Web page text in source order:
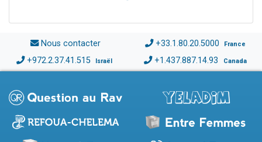
Nous contacter +33.1.80.20.5000 France
+972.2.37.41.515 Israël +1.437.887.14.93 Canada